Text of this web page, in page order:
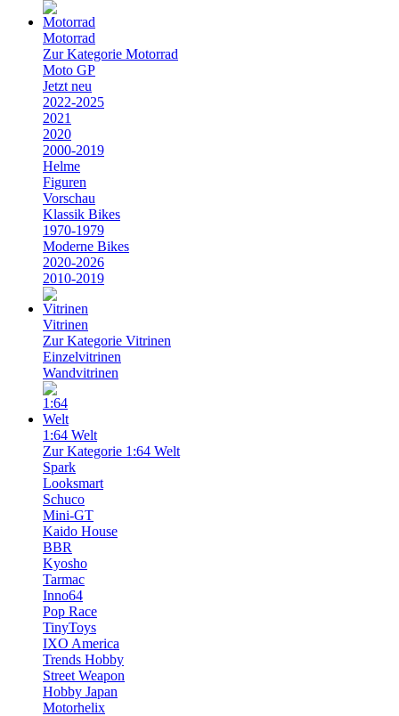
Motorrad
Zur Kategorie Motorrad
Moto GP
Jetzt neu
2022-2025
2021
2020
2000-2019
Helme
Figuren
Vorschau
Klassik Bikes
1970-1979
Moderne Bikes
2020-2026
2010-2019
Vitrinen
Zur Kategorie Vitrinen
Einzelvitrinen
Wandvitrinen
1:64 Welt
Zur Kategorie 1:64 Welt
Spark
Looksmart
Schuco
Mini-GT
Kaido House
BBR
Kyosho
Tarmac
Inno64
Pop Race
TinyToys
IXO America
Trends Hobby
Street Weapon
Hobby Japan
Motorhelix